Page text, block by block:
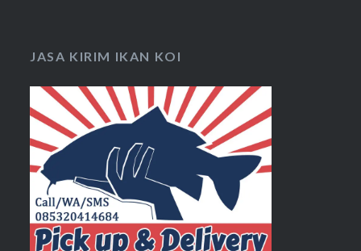
JASA KIRIM IKAN KOI